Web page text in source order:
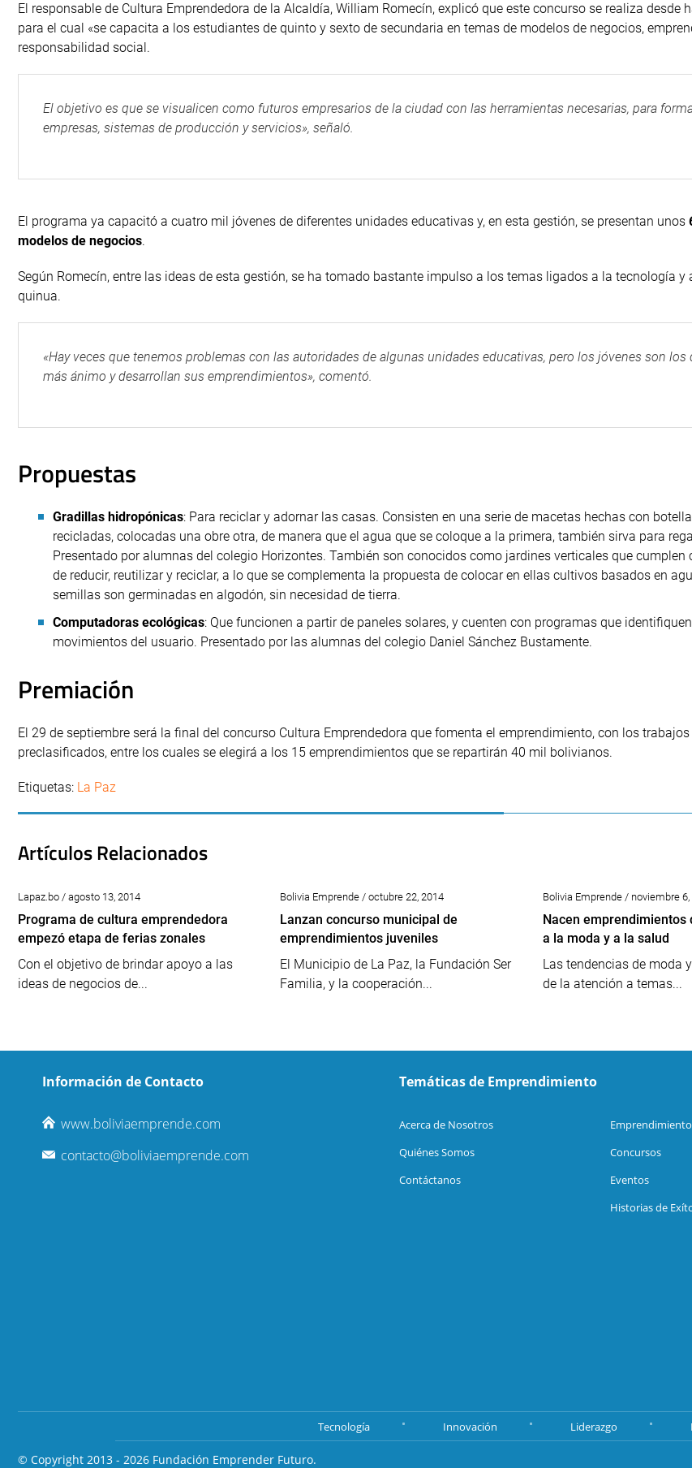
El responsable de Cultura Emprendedora de la Alcaldía, William Romecín, explicó que este concurso se realiza desde
para el cual «se capacita a los estudiantes de quinto y sexto de secundaria en temas de modelos de negocios,
responsabilidad social.
El objetivo es que se visualicen como futuros empresarios de la ciudad con las herramientas necesarias, para
empresas, sistemas de producción y servicios», señaló.
El programa ya capacitó a cuatro mil jóvenes de diferentes unidades educativas y, en esta gestión, se presentan unos
modelos de negocios.
Según Romecín, entre las ideas de esta gestión, se ha tomado bastante impulso a los temas ligados a la tecnología y
quinua.
«Hay veces que tenemos problemas con las autoridades de algunas unidades educativas, pero los jóvenes son los
más ánimo y desarrollan sus emprendimientos», comentó.
Propuestas
Gradillas hidropónicas: Para reciclar y adornar las casas. Consisten en una serie de macetas hechas con
recicladas, colocadas una obre otra, de manera que el agua que se coloque a la primera, también sirva para
Presentado por alumnas del colegio Horizontes. También son conocidos como jardines verticales que cumplen
de reducir, reutilizar y reciclar, a lo que se complementa la propuesta de colocar en ellas cultivos basados en
semillas son germinadas en algodón, sin necesidad de tierra.
Computadoras ecológicas: Que funcionen a partir de paneles solares, y cuenten con programas que
movimientos del usuario. Presentado por las alumnas del colegio Daniel Sánchez Bustamente.
Premiación
El 29 de septiembre será la final del concurso Cultura Emprendedora que fomenta el emprendimiento, con los
preclasificados, entre los cuales se elegirá a los 15 emprendimientos que se repartirán 40 mil bolivianos.
Etiquetas: La Paz
Artículos Relacionados
Lapaz.bo / agosto 13, 2014
Programa de cultura emprendedora
empezó etapa de ferias zonales
Con el objetivo de brindar apoyo a las
ideas de negocios de...
Bolivia Emprende / octubre 22, 2014
Lanzan concurso municipal de
emprendimientos juveniles
El Municipio de La Paz, la Fundación Ser
Familia, y la cooperación...
Bolivia Emprende / noviembre 6,
Nacen emprendimientos
a la moda y a la salud
Las tendencias de moda
de la atención a temas...
Información de Contacto
www.boliviaemprende.com
contacto@boliviaemprende.com
Temáticas de Emprendimiento
Acerca de Nosotros
Quiénes Somos
Contáctanos
Emprendimiento
Concursos
Eventos
Historias de
Tecnología Innovación Liderazgo
© Copyright 2013 - 2026 Fundación Emprender Futuro.